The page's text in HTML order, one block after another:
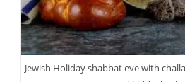
Jewish Holiday shabbat eve with